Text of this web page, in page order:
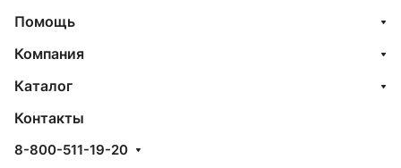
Помощь
Компания
Каталог
Контакты
8-800-511-19-20